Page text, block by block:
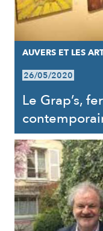
AUVERS ET LES
26/05/2020
Le Grap’s,